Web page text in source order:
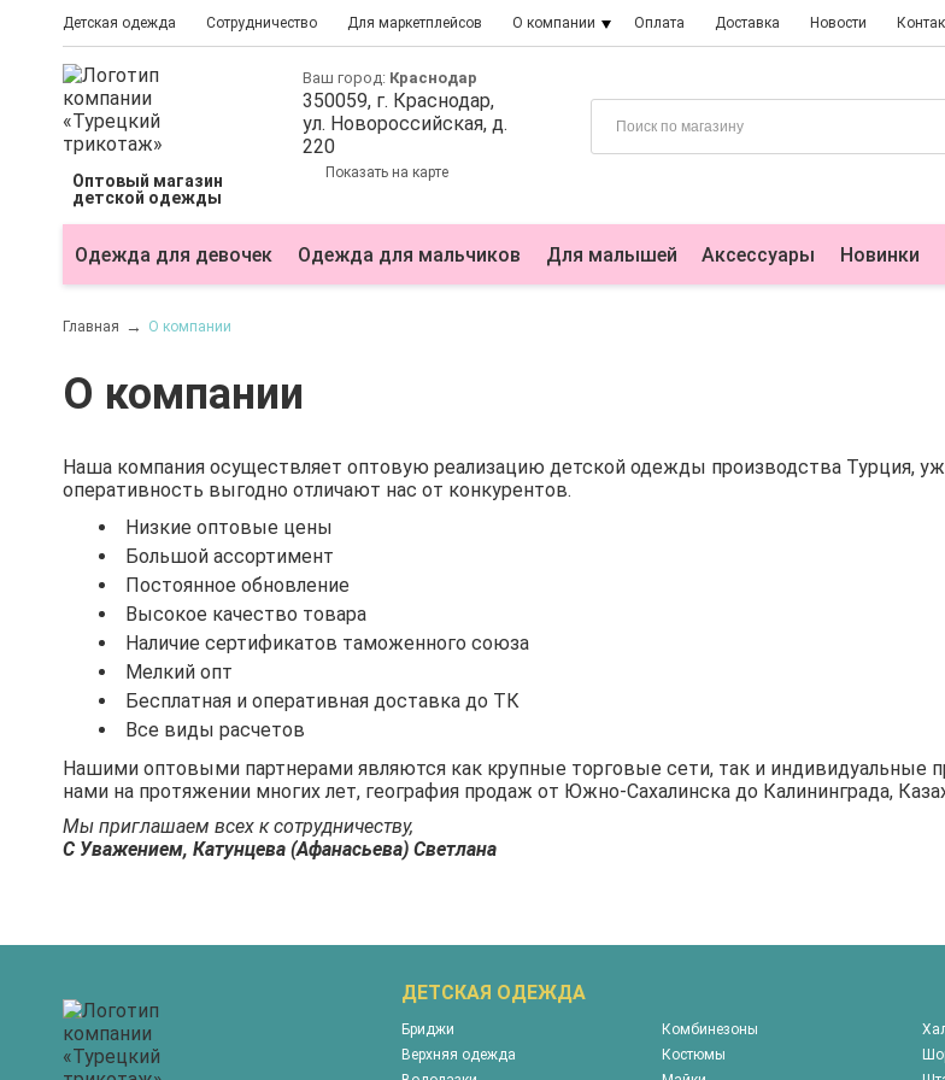
Детская одежда Сотрудничество Для маркетплейсов О компании Оплата Доставка Новости
Оптовый магазин
детской одежды
Ваш город: Краснодар
350059, г. Краснодар,
ул. ​Новороссийская, д.
220
Показать на карте
Одежда для девочек Одежда для мальчиков Для малышей Аксессуары Новинки
Главная О компании
О компании
Наша компания осуществляет оптовую реализацию детской одежды производства Турция,
оперативность выгодно отличают нас от конкурентов.
Низкие оптовые цены
Большой ассортимент
Постоянное обновление
Высокое качество товара
Наличие сертификатов таможенного союза
Мелкий опт
Бесплатная и оперативная доставка до ТК
Все виды расчетов
Нашими оптовыми партнерами являются как крупные торговые сети, так и индивидуальные
нами на протяжении многих лет, география продаж от Южно-Сахалинска до Калининграда,
Мы приглашаем всех к сотрудничеству,
С Уважением, Катунцева (Афанасьева) Светлана
ДЕТСКАЯ ОДЕЖДА
Бриджи
Верхняя одежда
Комбинезоны
Костюмы